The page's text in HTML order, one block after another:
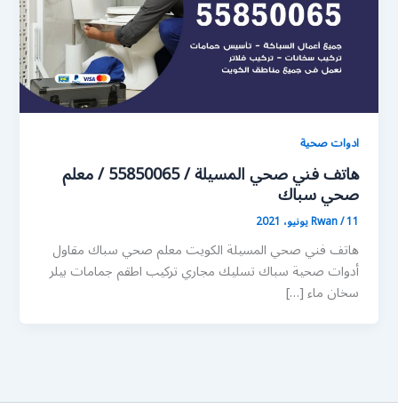
ادوات صحية
هاتف فني صحي المسيلة / 55850065 / معلم
صحي سباك
Rwan/11 يونيو، 2021
هاتف فني صحي المسيلة الكويت معلم صحي سباك مقاول
أدوات صحية سباك تسليك مجاري تركيب اطقم جمامات بيلر
سخان ماء […]